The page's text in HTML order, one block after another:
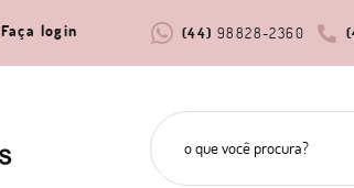
Faça login (44) 98828-2360